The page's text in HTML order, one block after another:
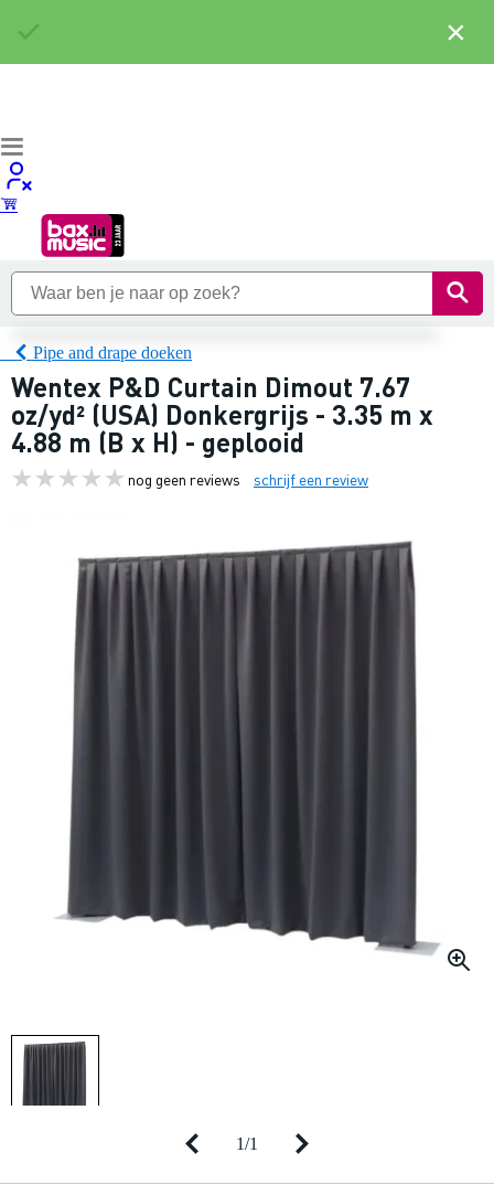
Pipe and drape doeken
Wentex P&D Curtain Dimout 7.67
oz/yd² (USA) Donkergrijs - 3.35 m x
4.88 m (B x H) - geplooid
nog geen reviews schrijf een review
1/1
×